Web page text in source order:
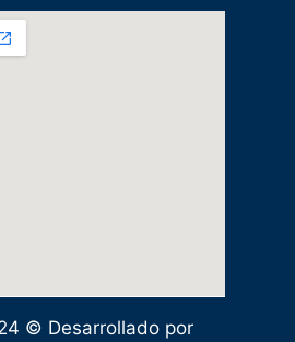
© Desarrollado por